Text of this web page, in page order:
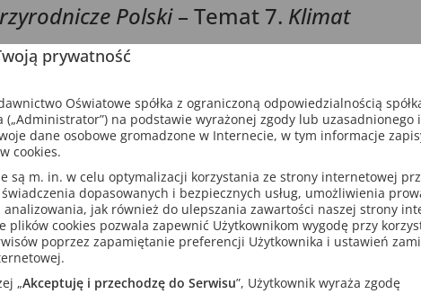
Polski– Temat 7. Klimat
Nowość!
prywatność
Oświatowe spółka z ograniczoną odpowiedzialnością
(„Administrator”) na podstawie wyrażonej zgody lub uzasadnionego
dane osobowe gromadzone w Internecie, w tym informacje
cookies.
są m. in. w celu optymalizacji korzystania ze strony internetowej
dopasowanych i bezpiecznych usług, umożliwienia
analizowania, jak również do ulepszania zawartości naszej strony
plików cookies pozwala zapewnić Użytkownikom wygodę przy
poprzez zapamiętanie preferencji Użytkownika i ustawień
„Akceptuję i przechodzę do Serwisu”, Użytkownik wyraża zgodę